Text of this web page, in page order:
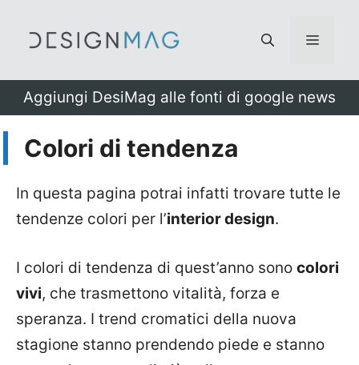
Menu
Aggiungi DesiMag alle fonti di google news
Colori di tendenza
In questa pagina potrai infatti trovare tutte le
tendenze colori per l’interior design.
I colori di tendenza di quest’anno sono colori
vivi, che trasmettono vitalità, forza e
speranza. I trend cromatici della nuova
stagione stanno prendendo piede e stanno